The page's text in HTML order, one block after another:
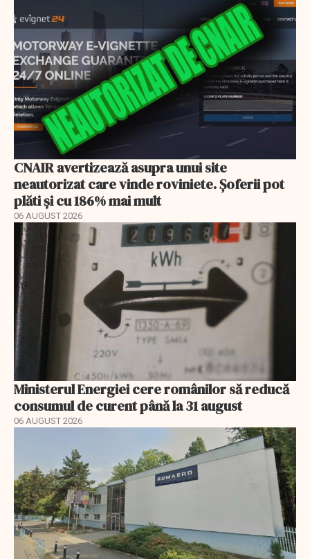
CNAIR avertizează asupra unui site
neautorizat care vinde roviniete. Șoferii pot
plăti și cu 186% mai mult
06 AUGUST 2026
Ministerul Energiei cere românilor să reducă
consumul de curent până la 31 august
06 AUGUST 2026